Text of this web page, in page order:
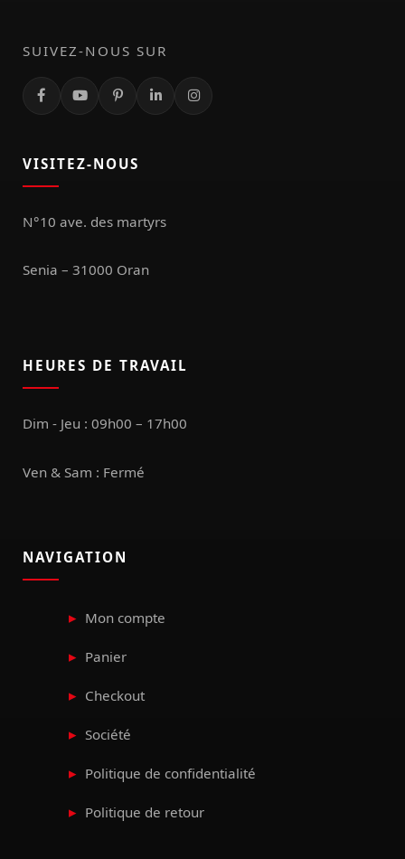
SUIVEZ-NOUS SUR
VISITEZ-NOUS
N°10 ave. des martyrs
Senia – 31000 Oran
HEURES DE TRAVAIL
Dim - Jeu : 09h00 – 17h00
Ven & Sam : Fermé
NAVIGATION
Mon compte
Panier
Checkout
Société
Politique de confidentialité
Politique de retour